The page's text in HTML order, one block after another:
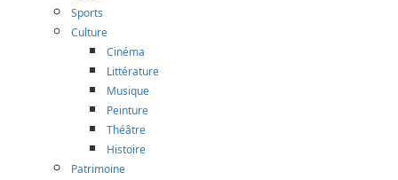
Sports
Culture
Cinéma
Littérature
Musique
Peinture
Théâtre
Histoire
Patrimoine